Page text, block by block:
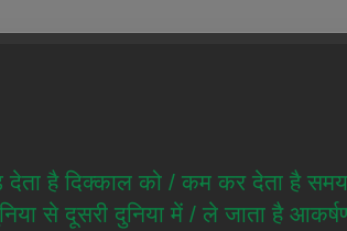
देता है दिक्काल को / कम कर देता है
से दूसरी दुनिया में / ले जाता है